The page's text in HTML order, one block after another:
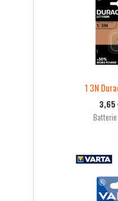
1 3N
3,65